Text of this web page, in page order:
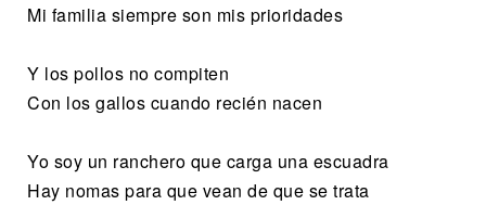
Mi familia siempre son mis prioridades
Y los pollos no compiten
Con los gallos cuando recién nacen
Yo soy un ranchero que carga una escuadra
Hay nomas para que vean de que se trata